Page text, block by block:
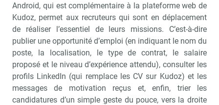
Android, qui est complémentaire à la plateforme web de
Kudoz, permet aux recruteurs qui sont en déplacement
de réaliser l’essentiel de leurs missions. C’est-à-dire
publier une opportunité d’emploi (en indiquant le nom du
poste, la localisation, le type de contrat, le salaire
proposé et le niveau d’expérience attendu), consulter les
profils LinkedIn (qui remplace les CV sur Kudoz) et les
messages de motivation reçus et, enfin, trier les
candidatures d’un simple geste du pouce, vers la droite